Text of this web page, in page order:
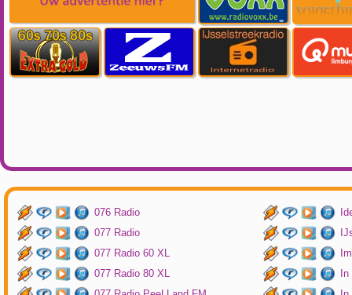
076 Radio
077 Radio
077 Radio 60 XL
077 Radio 80 XL